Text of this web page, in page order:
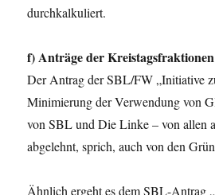
durchkalkuliert.
f) Anträge der Kreistagsfraktionen
Der Antrag der SBL/FW „Initiative
Minimierung der Verwendung von
von SBL und Die Linke – von allen
abgelehnt, sprich, auch von den
Ähnlich ergeht es dem SBL-Antrag